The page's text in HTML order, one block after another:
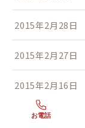
2015年2月28日
2015年2月27日
2015年2月16日
2015年2月10日
お電話